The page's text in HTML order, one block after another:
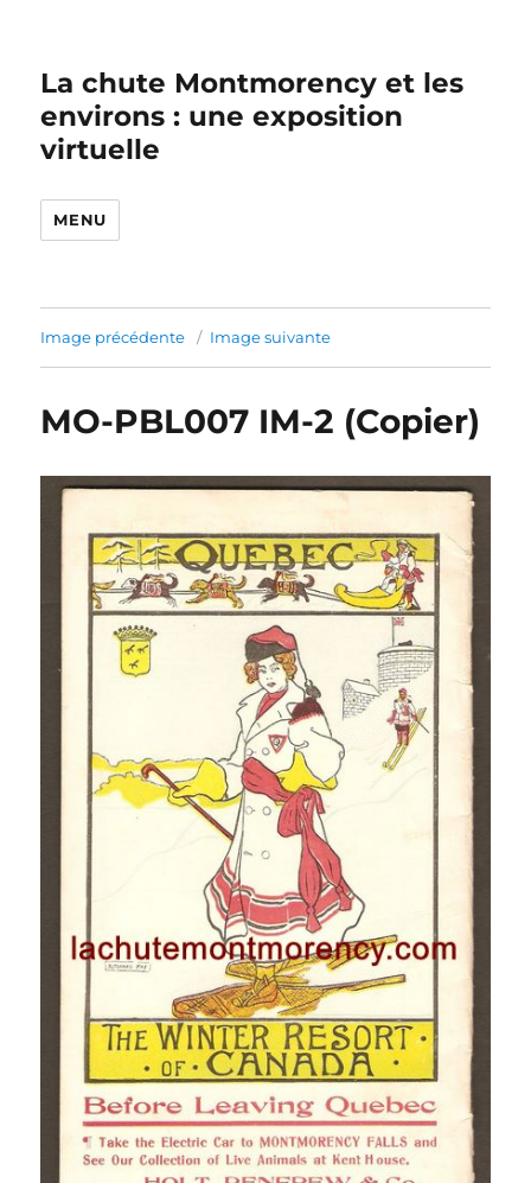
La chute Montmorency et les
environs : une exposition
virtuelle
MENU
Image précédente Image suivante
MO-PBL007 IM-2 (Copier)